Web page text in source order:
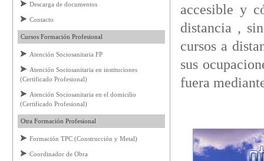
Descarga de documentos
Contacto
Cursos Formación Profesional
Atención Sociosanitaria FP
Atención Sociosanitaria en instituciones
(Certificado Profesional)
Atención Sociosanitaria en el domicilio
(Certificado Profesional)
Otra Formación Profesional
Formación TPC (Construcción y Metal)
Coordinador de Obra
accesible y
distancia ,
cursos a
sus
fuera